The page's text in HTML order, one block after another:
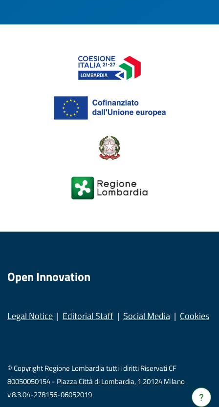
Verrà
Open Innovation
Legal Notice Editorial Staff Social Media Cookies
© Copyright Regione Lombardia tutti i diritti Riservati CF
80050050154 - Piazza Città di Lombardia, 1 20124 Milano
v.8.3.04-278156-06052019